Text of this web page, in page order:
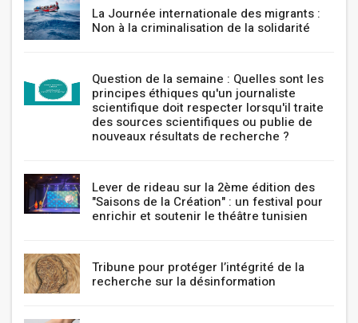
La Journée internationale des migrants :
Non à la criminalisation de la solidarité
Question de la semaine : Quelles sont les
principes éthiques qu'un journaliste
scientifique doit respecter lorsqu'il traite
des sources scientifiques ou publie de
nouveaux résultats de recherche ?
Lever de rideau sur la 2ème édition des
"Saisons de la Création" : un festival pour
enrichir et soutenir le théâtre tunisien
Tribune pour protéger l’intégrité de la
recherche sur la désinformation